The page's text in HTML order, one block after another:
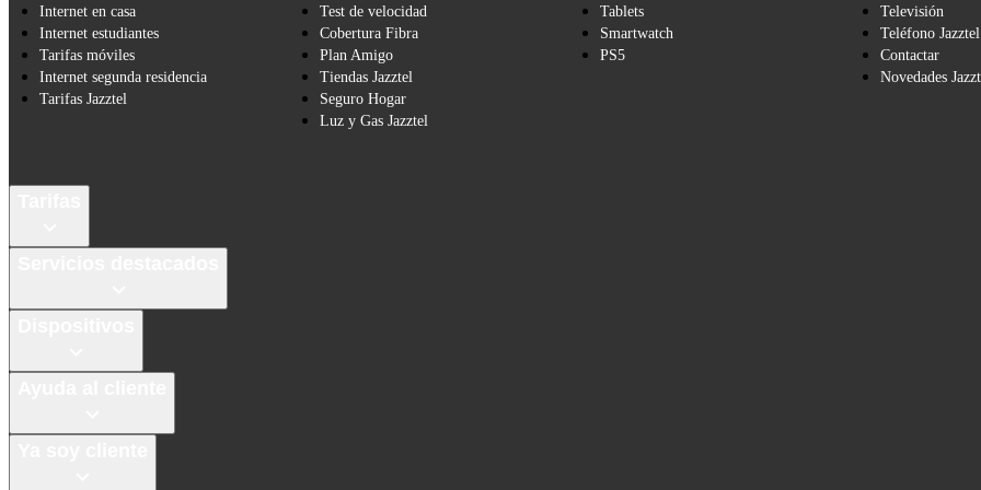
Internet en casa
Internet estudiantes
Tarifas móviles
Internet segunda residencia
Tarifas Jazztel
Test de velocidad
Cobertura Fibra
Plan Amigo
Tiendas Jazztel
Seguro Hogar
Luz y Gas Jazztel
Tablets
Smartwatch
PS5
Televisión
Teléfono Jazztel
Contactar
Novedades